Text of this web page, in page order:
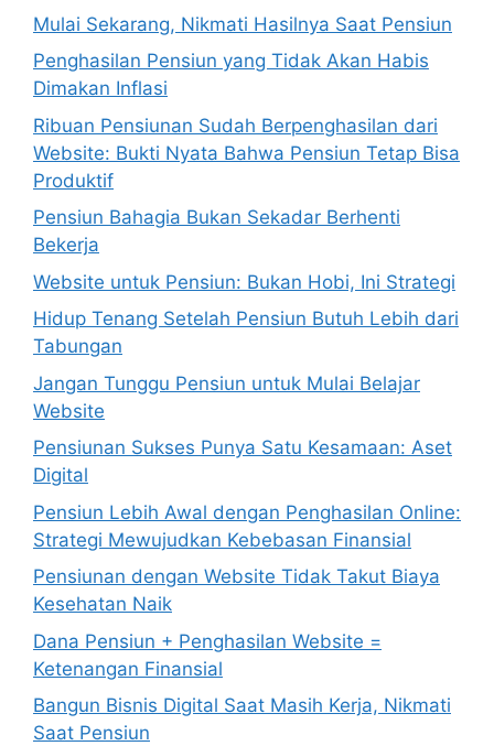
Mulai Sekarang, Nikmati Hasilnya Saat Pensiun
Penghasilan Pensiun yang Tidak Akan Habis
Dimakan Inflasi
Ribuan Pensiunan Sudah Berpenghasilan dari
Website: Bukti Nyata Bahwa Pensiun Tetap Bisa
Produktif
Pensiun Bahagia Bukan Sekadar Berhenti
Bekerja
Website untuk Pensiun: Bukan Hobi, Ini Strategi
Hidup Tenang Setelah Pensiun Butuh Lebih dari
Tabungan
Jangan Tunggu Pensiun untuk Mulai Belajar
Website
Pensiunan Sukses Punya Satu Kesamaan: Aset
Digital
Pensiun Lebih Awal dengan Penghasilan Online:
Strategi Mewujudkan Kebebasan Finansial
Pensiunan dengan Website Tidak Takut Biaya
Kesehatan Naik
Dana Pensiun + Penghasilan Website =
Ketenangan Finansial
Bangun Bisnis Digital Saat Masih Kerja, Nikmati
Saat Pensiun